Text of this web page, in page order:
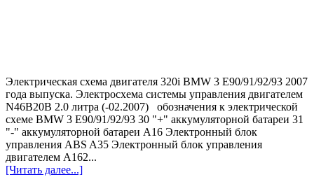
Электрическая схема двигателя 320i BMW 3 E90/91/92/93 2007
года выпуска. Электросхема системы управления двигателем
N46B20В 2.0 литра (-02.2007) обозначения к электрической
схеме BMW 3 E90/91/92/93 30 "+" аккумуляторной батареи 31
"-" аккумуляторной батареи A16 Электронный блок
управления ABS A35 Электронный блок управления
двигателем A162...
[Читать далее...]